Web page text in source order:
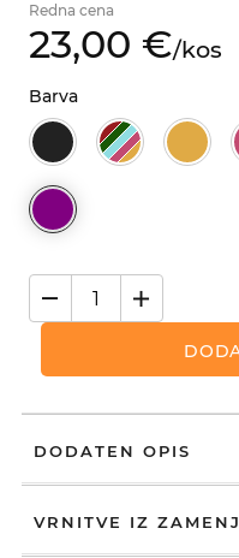
Redna cena
23,00 €/kos
Barva
DODATEN OPIS
VRNITVE IZ